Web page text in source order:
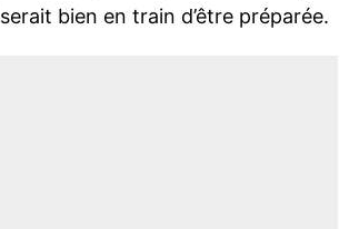
serait bien en train d’être préparée.